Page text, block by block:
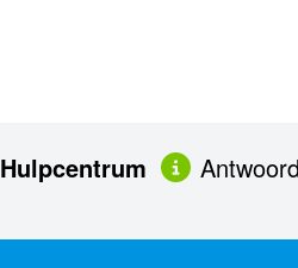
Hulpcentrum